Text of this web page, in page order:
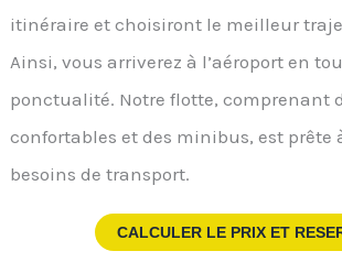
itinéraire et choisiront le meilleur
Ainsi, vous arriverez à l’aéroport en
ponctualité. Notre flotte, comprenant
confortables et des minibus, est prête
besoins de transport.
CALCULER LE PRIX ET